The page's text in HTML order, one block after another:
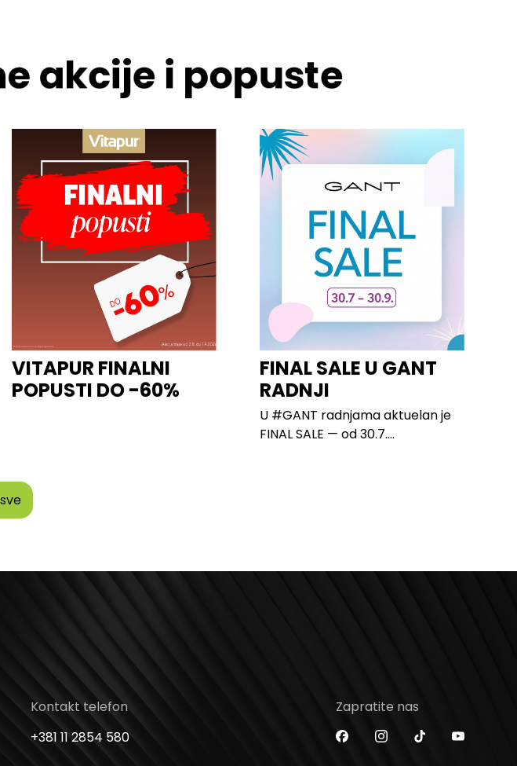
akcije i popuste
VITAPUR FINALNI
POPUSTI DO -60%
FINAL SALE U GANT
RADNJI
U #GANT radnjama aktuelan je
FINAL SALE — od 30.7....
Kontakt telefon
+381 11 2854 580
Zapratite nas